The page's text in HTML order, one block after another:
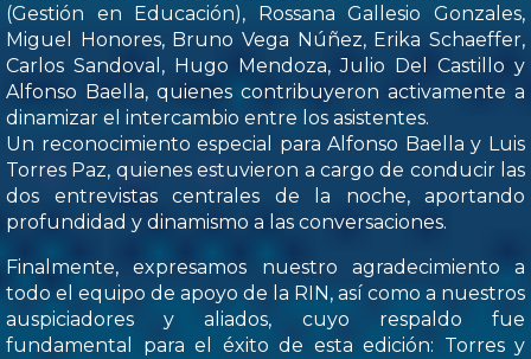
(Gestión en Educación), Rossana Gallesio Gonzales,
Miguel Honores, Bruno Vega Núñez, Erika Schaeffer,
Carlos Sandoval, Hugo Mendoza, Julio Del Castillo y
Alfonso Baella, quienes contribuyeron activamente a
dinamizar el intercambio entre los asistentes.
Un reconocimiento especial para Alfonso Baella y Luis
Torres Paz, quienes estuvieron a cargo de conducir las
dos entrevistas centrales de la noche, aportando
profundidad y dinamismo a las conversaciones.
Finalmente, expresamos nuestro agradecimiento a
todo el equipo de apoyo de la RIN, así como a nuestros
auspiciadores y aliados, cuyo respaldo fue
fundamental para el éxito de esta edición: Torres y